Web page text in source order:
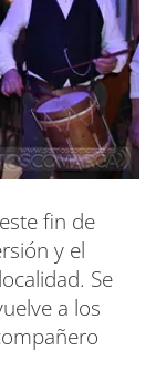
este fin de
y el
Se
a los